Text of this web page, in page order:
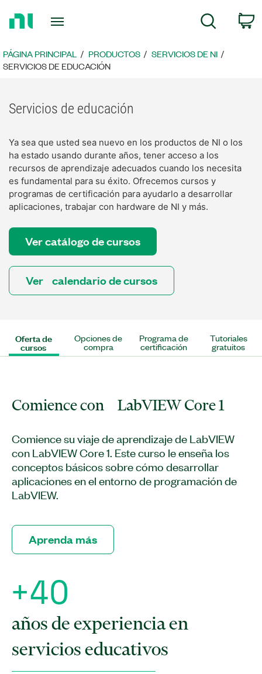
página
principal
Búsqueda
PÁGINA PRINCIPAL PRODUCTOS
SERVICIOS DE NI
SERVICIOS DE EDUCACIÓN
Servicios de educación
Ya sea que usted sea nuevo en los productos de NI o los
ha estado usando durante años, tener acceso a los
recursos de aprendizaje adecuados cuando los necesita
es fundamental para su éxito. Ofrecemos cursos y
programas de certificación para ayudarlo a desarrollar
aplicaciones, trabajar con hardware de NI y más.
Ver catálogo de cursos
Ver calendario de cursos
Oferta de
cursos
Opciones de
compra
Programa de
certificación
Tutoriales
gratuitos
Comience con LabVIEW Core 1
Comience su viaje de aprendizaje de LabVIEW
con LabVIEW Core 1. Este curso le enseña los
conceptos básicos sobre cómo desarrollar
aplicaciones en el entorno de programación de
LabVIEW.
Aprenda más
+4O
años de experiencia en
servicios educativos